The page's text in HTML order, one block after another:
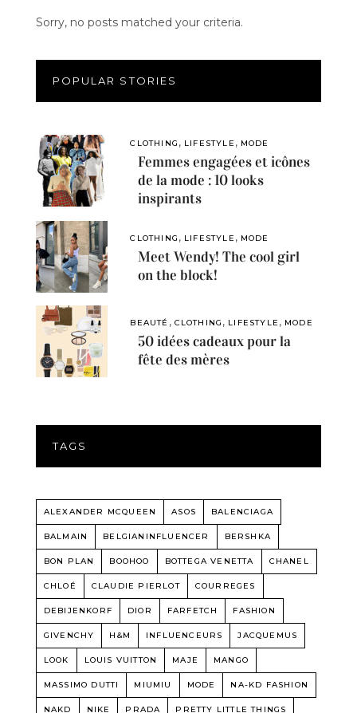
Sorry, no posts matched your criteria.
POPULAR STORIES
CLOTHING , LIFESTYLE , MODE
Femmes engagées et icônes
de la mode : 10 looks
inspirants
CLOTHING , LIFESTYLE , MODE
Meet Wendy! The cool girl
on the block!
BEAUTÉ , CLOTHING , LIFESTYLE , MODE
50 idées cadeaux pour la
fête des mères
TAGS
ALEXANDER MCQUEEN ASOS BALENCIAGA
BALMAIN BELGIANINFLUENCER BERSHKA
BON PLAN BOOHOO BOTTEGA VENETTA CHANEL
CHLOÉ CLAUDIE PIERLOT COURREGES
DEBIJENKORF DIOR FARFETCH FASHION
GIVENCHY H&M INFLUENCEURS JACQUEMUS
LOOK LOUIS VUITTON MAJE MANGO
MASSIMO DUTTI MIUMIU MODE NA-KD FASHION
NAKD NIKE PRADA PRETTY LITTLE THINGS